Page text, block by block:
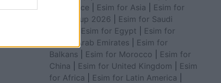
for Greece
Esim for Asia
Esim for
World Cup 2026
Esim for Saudi
Esim for Egypt
Esim for
United Arab Emirates
Esim for
Balkans
Esim for Morocco
Esim for
China
Esim for United Kingdom
Esim
for Africa
Esim for Latin America